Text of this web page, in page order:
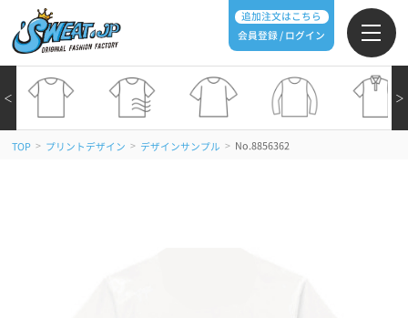
追加注文はこちら
会員登録 / ログイン
＞
＜
TOP > プリントデザイン > デザインサンプル > No.8856362